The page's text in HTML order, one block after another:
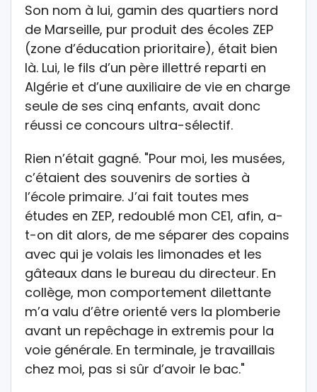
Son nom à lui, gamin des quartiers nord
de Marseille, pur produit des écoles ZEP
(zone d’éducation prioritaire), était bien
là. Lui, le fils d’un père illettré reparti en
Algérie et d’une auxiliaire de vie en charge
seule de ses cinq enfants, avait donc
réussi ce concours ultra-sélectif.
Rien n’était gagné. "Pour moi, les musées,
c’étaient des souvenirs de sorties à
l’école primaire. J’ai fait toutes mes
études en ZEP, redoublé mon CE1, afin, a-
t-on dit alors, de me séparer des copains
avec qui je volais les limonades et les
gâteaux dans le bureau du directeur. En
collège, mon comportement dilettante
m’a valu d’être orienté vers la plomberie
avant un repêchage in extremis pour la
voie générale. En terminale, je travaillais
chez moi, pas si sûr d’avoir le bac."